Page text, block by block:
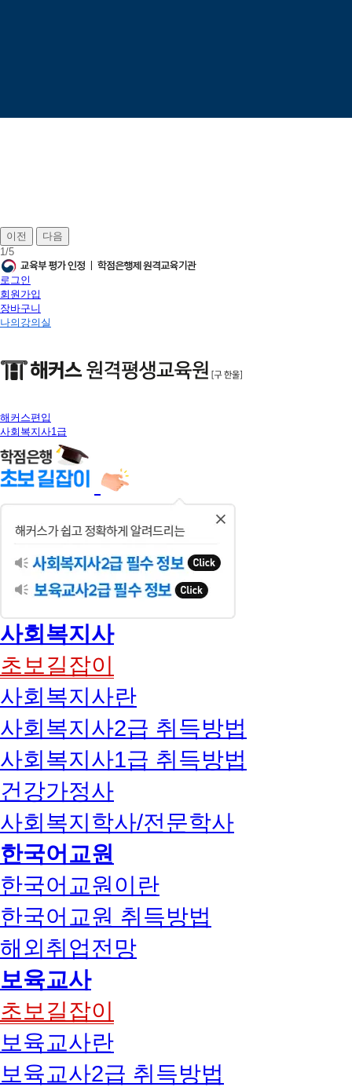
이전
다음
1/5
로그인
회원가입
장바구니
나의강의실
해커스편입
사회복지사1급
사회복지사
초보길잡이
사회복지사란
사회복지사2급 취득방법
사회복지사1급 취득방법
건강가정사
사회복지학사/전문학사
한국어교원
한국어교원이란
한국어교원 취득방법
해외취업전망
보육교사
초보길잡이
보육교사란
보육교사2급 취득방법